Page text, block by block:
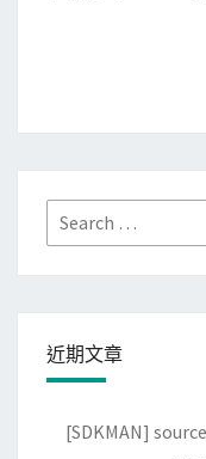
Search
for:
近期文章
[SDKMAN]